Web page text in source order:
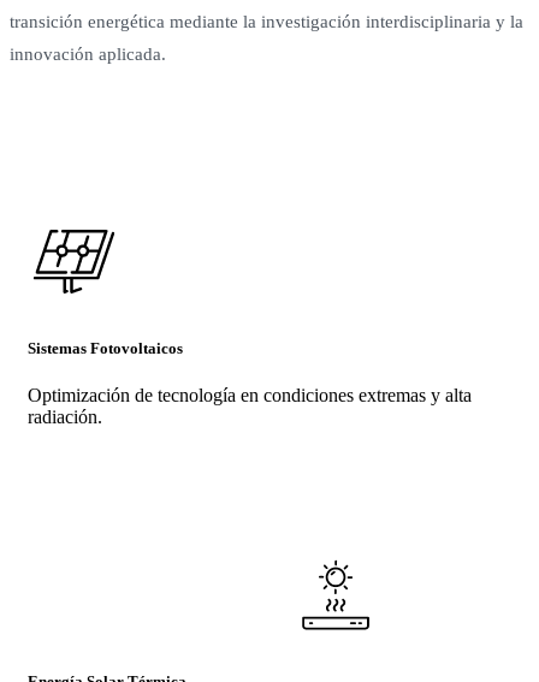
transición energética mediante la investigación interdisciplinaria y la
innovación aplicada.
Sistemas Fotovoltaicos
Optimización de tecnología en condiciones extremas y alta
radiación.